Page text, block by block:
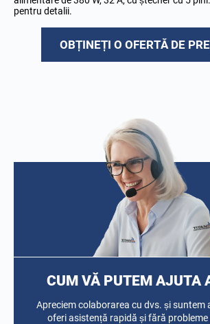
pentru detalii.
OBȚINEȚI O OFERTĂ DE
CUM VĂ PUTEM AJUTA
Apreciem colaborarea cu dvs. și suntem
oferi asistență rapidă și fără